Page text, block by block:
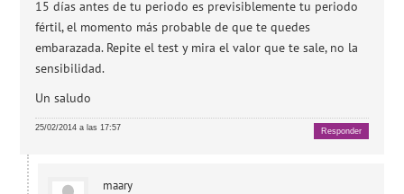
15 días antes de tu periodo es previsiblemente tu periodo
fértil, el momento más probable de que te quedes
embarazada. Repite el test y mira el valor que te sale, no la
sensibilidad.
Un saludo
25/02/2014 a las 17:57 Responder
maary